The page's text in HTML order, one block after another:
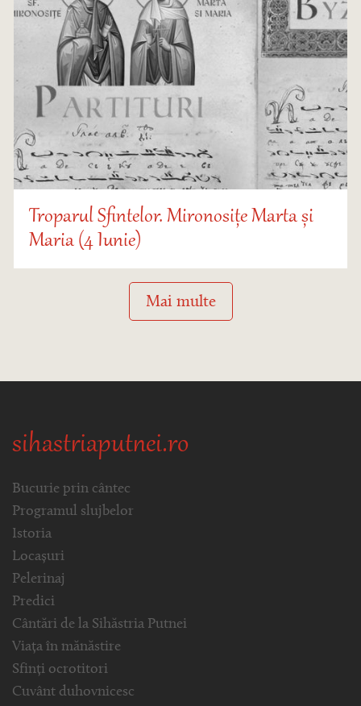
Troparul Sfintelor. Mironosițe Marta și
Maria (4 Iunie)
Mai multe
sihastriaputnei.ro
Bucurie prin cântec
Programul slujbelor
Istoria
Locașuri
Pelerinaj
Predici
Cântări de la Sihăstria Putnei
Viața în mănăstire
Sfinți ocrotitori
Cuvânt duhovnicesc